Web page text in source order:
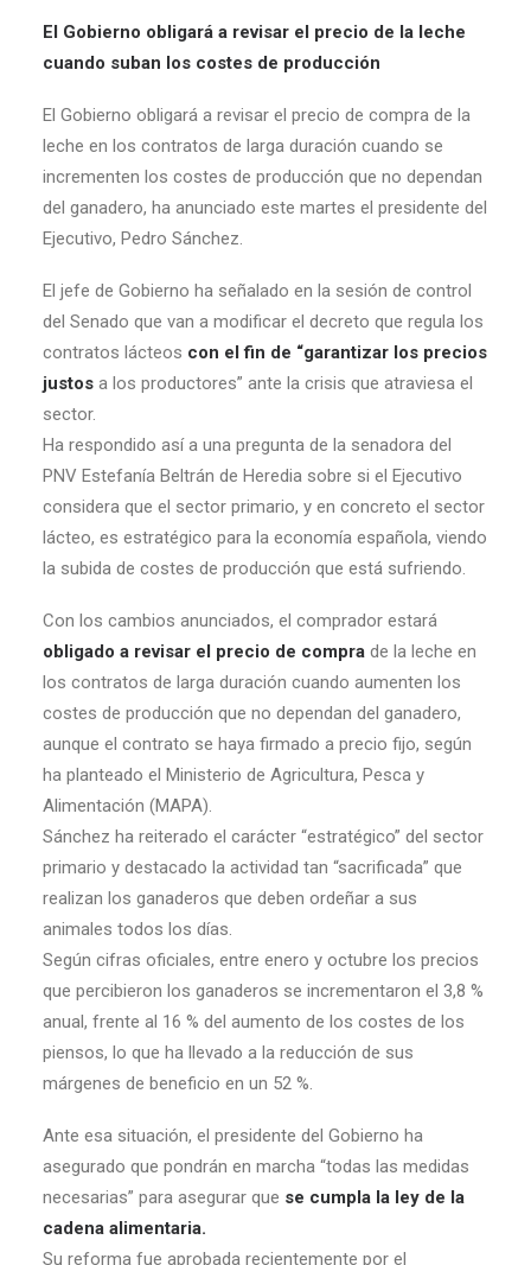
El Gobierno obligará a revisar el precio de la leche
cuando suban los costes de producción
El Gobierno obligará a revisar el precio de compra de la
leche en los contratos de larga duración cuando se
incrementen los costes de producción que no dependan
del ganadero, ha anunciado este martes el presidente del
Ejecutivo, Pedro Sánchez.
El jefe de Gobierno ha señalado en la sesión de control
del Senado que van a modificar el decreto que regula los
contratos lácteos con el fin de “garantizar los precios
justos a los productores” ante la crisis que atraviesa el
sector.
Ha respondido así a una pregunta de la senadora del
PNV Estefanía Beltrán de Heredia sobre si el Ejecutivo
considera que el sector primario, y en concreto el sector
lácteo, es estratégico para la economía española, viendo
la subida de costes de producción que está sufriendo.
Con los cambios anunciados, el comprador estará
obligado a revisar el precio de compra de la leche en
los contratos de larga duración cuando aumenten los
costes de producción que no dependan del ganadero,
aunque el contrato se haya firmado a precio fijo, según
ha planteado el Ministerio de Agricultura, Pesca y
Alimentación (MAPA).
Sánchez ha reiterado el carácter “estratégico” del sector
primario y destacado la actividad tan “sacrificada” que
realizan los ganaderos que deben ordeñar a sus
animales todos los días.
Según cifras oficiales, entre enero y octubre los precios
que percibieron los ganaderos se incrementaron el 3,8 %
anual, frente al 16 % del aumento de los costes de los
piensos, lo que ha llevado a la reducción de sus
márgenes de beneficio en un 52 %.
Ante esa situación, el presidente del Gobierno ha
asegurado que pondrán en marcha “todas las medidas
necesarias” para asegurar que se cumpla la ley de la
cadena alimentaria.
Su reforma fue aprobada recientemente por el